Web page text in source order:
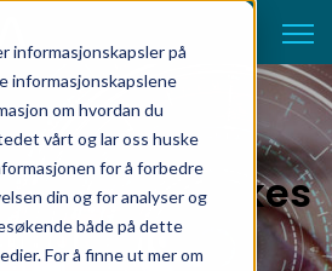
på
informasjonskapslene
om hvordan du
vårt og lar oss huske
for å forbedre
din og for analyser og
både på dette
For å finne ut mer om
til at mange
mislykkes